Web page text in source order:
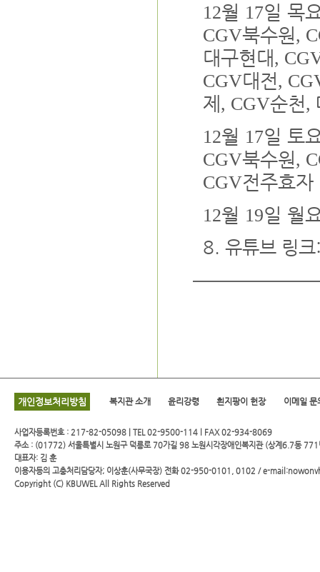
12월 17일 목
CGV북수원 ,
대구현대,
CGV대전,
제 , CGV순천,
12월 17일 토
CGV북수원,
CGV전주효자
12월 19일 월
8. 유튜브 링
개인정보처리방침 복지관 소개 윤리강령 흰지팡이 헌장 이메일 문
사업자등록번호 : 217-82-05098 | TEL 02-9500-114 l FAX 02-934-8069
주소 : (01772) 서울특별시 노원구 덕릉로 70가길 98 노원시각장애인복지관 (상계6.7동 771
대표자: 김 훈
이용자등의 고충처리담당자; 이상훈(사무국장) 전화 02-950-0101, 0102 / e-
Copyright (C) KBUWELAll Rights Reserved